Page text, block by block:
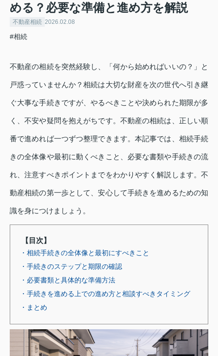
める？必要な準備と進め方を解説
不動産相続 2026.02.08
#相続
不動産の相続を突然経験し、「何から始めればいいの？」と
戸惑っていませんか？相続は大切な財産を次の世代へ引き継
ぐ大事な手続きですが、やるべきことや決められた期限が多
く、不安や疑問を抱えがちです。不動産の相続は、正しい順
番で進めれば一つずつ整理できます。本記事では、相続手続
きの全体像や最初に動くべきこと、必要な書類や手続きの流
れ、注意すべきポイントまでをわかりやすく解説します。不
動産相続の第一歩として、安心して手続きを進めるための知
識を身につけましょう。
【目次】
・相続手続きの全体像と最初にすべきこと
・手続きのステップと期限の確認
・必要書類と具体的な準備方法
・手続きを進める上での進め方と相談すべきタイミング
・まとめ